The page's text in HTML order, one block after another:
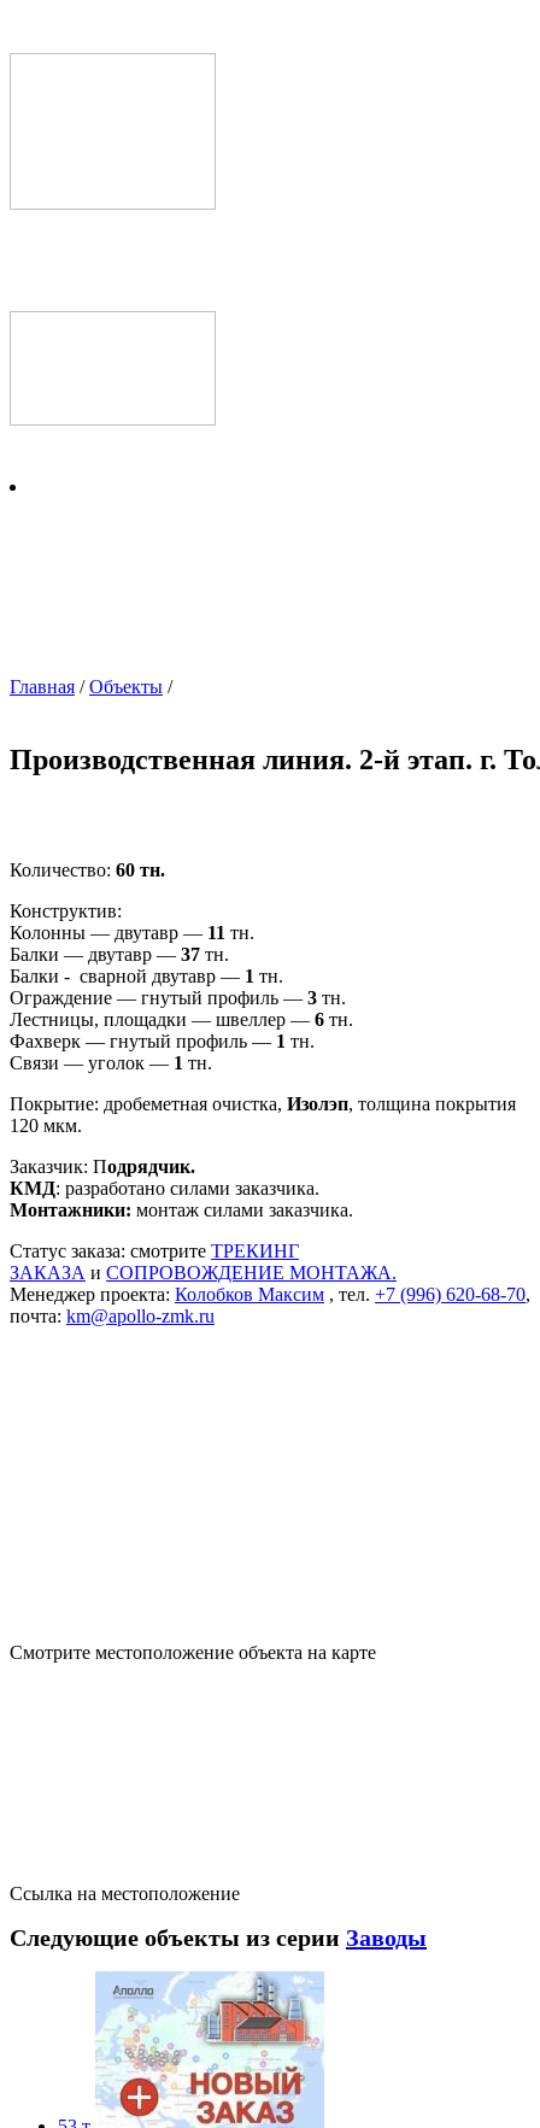
Главная /Объекты /
Производственная линия. 2-й этап. г.
Количество: 60 тн.
Конструктив:
Колонны — двутавр — 11 тн.
Балки — двутавр — 37 тн.
Балки - сварной двутавр — 1 тн.
Ограждение — гнутый профиль — 3 тн.
Лестницы, площадки — швеллер — 6 тн.
Фахверк — гнутый профиль — 1 тн.
Связи — уголок — 1 тн.
Покрытие: дробеметная очистка, Изолэп, толщина покрытия
120 мкм.
Заказчик: Подрядчик.
КМД: разработано силами заказчика.
Монтажники: монтаж силами заказчика.
Статус заказа: смотрите ТРЕКИНГ
ЗАКАЗА и СОПРОВОЖДЕНИЕ МОНТАЖА.
Менеджер проекта: Колобков Максим , тел. +7 (996) 620-68-70,
почта: km@apollo-zmk.ru
Смотрите местоположение объекта на карте
Ссылка на местоположение
Следующие объекты из серии Заводы